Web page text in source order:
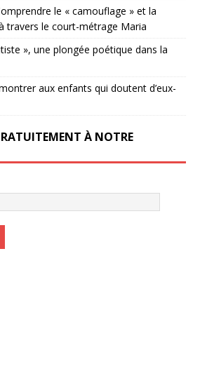
le « camouflage » et la
travers le court-métrage Maria
», une plongée poétique dans la
aux enfants qui doutent d’eux-
À NOTRE